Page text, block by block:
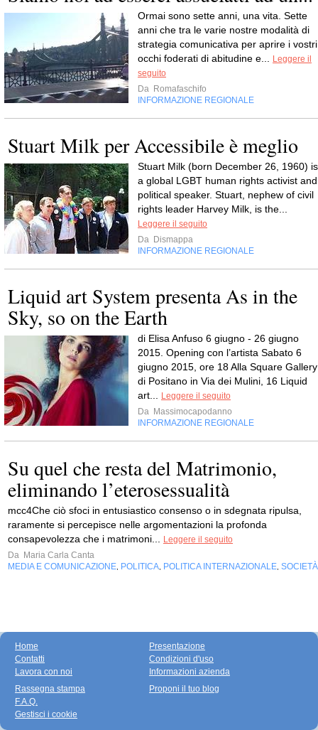
Ormai sono sette anni, una vita. Sette
anni che tra le varie nostre modalità di
strategia comunicativa per aprire i vostri
occhi foderati di abitudine e...
Leggere il
seguito
Da Romafaschifo
INFORMAZIONE REGIONALE
Stuart Milk per Accessibile è meglio
Stuart Milk (born December 26, 1960) is
a global LGBT human rights activist and
political speaker. Stuart, nephew of civil
rights leader Harvey Milk, is the...
Leggere il seguito
Da Dismappa
INFORMAZIONE REGIONALE
Liquid art System presenta As in the
Sky, so on the Earth
di Elisa Anfuso 6 giugno - 26 giugno
2015. Opening con l’artista Sabato 6
giugno 2015, ore 18 Alla Square Gallery
di Positano in Via dei Mulini, 16 Liquid
art...
Leggere il seguito
Da Massimocapodanno
INFORMAZIONE REGIONALE
Su quel che resta del Matrimonio,
eliminando l’eterosessualità
mcc4Che ciò sfoci in entusiastico consenso o in sdegnata ripulsa,
raramente si percepisce nelle argomentazioni la profonda
consapevolezza che i matrimoni...
Leggere il seguito
Da Maria Carla Canta
MEDIA E COMUNICAZIONE POLITICA POLITICA INTERNAZIONALE SOCIETÀ
Home
Contatti
Lavora con noi
Presentazione
Condizioni d'uso
Informazioni azienda
Rassegna stampa
F.A.Q.
Gestisci i cookie
Proponi il tuo blog